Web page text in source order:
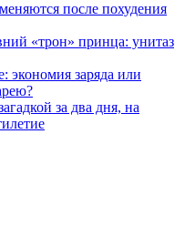
после похудения
«трон» принца: унитаз
экономия заряда или
за два дня, на